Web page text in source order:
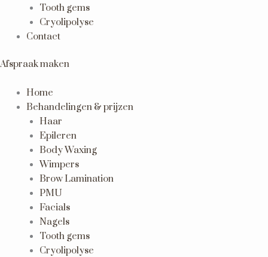
Tooth gems
Cryolipolyse
Contact
Afspraak maken
Home
Behandelingen & prijzen
Haar
Epileren
Body Waxing
Wimpers
Brow Lamination
PMU
Facials
Nagels
Tooth gems
Cryolipolyse